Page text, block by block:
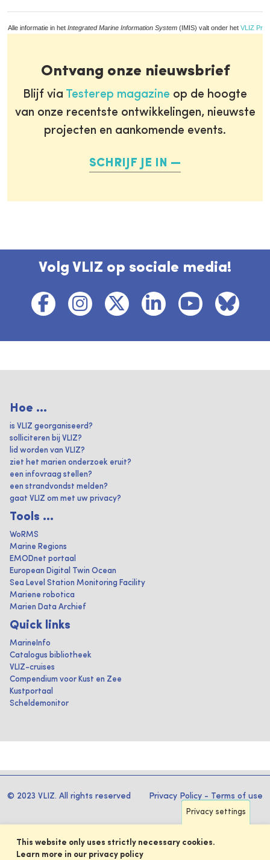
Alle informatie in het Integrated Marine Information System (IMIS) valt onder het VLIZ
Ontvang onze nieuwsbrief
Blijf via Testerep magazine op de hoogte
van onze recentste ontwikkelingen, nieuwste
projecten en aankomende events.
SCHRIJF JE IN
Volg VLIZ op sociale media!
Hoe ...
is VLIZ georganiseerd?
solliciteren bij VLIZ?
lid worden van VLIZ?
ziet het marien onderzoek eruit?
een infovraag stellen?
een strandvondst melden?
gaat VLIZ om met uw privacy?
Tools ...
WoRMS
Marine Regions
EMODnet portaal
European Digital Twin Ocean
Sea Level Station Monitoring Facility
Mariene robotica
Marien Data Archief
Quick links
MarineInfo
Catalogus bibliotheek
VLIZ-cruises
Compendium voor Kust en Zee
Kustportaal
Scheldemonitor
© 2023 VLIZ. All rights reserved Privacy Policy - Terms of use
Privacy settings
This website only uses strictly necessary cookies.
Learn more in our privacy policy